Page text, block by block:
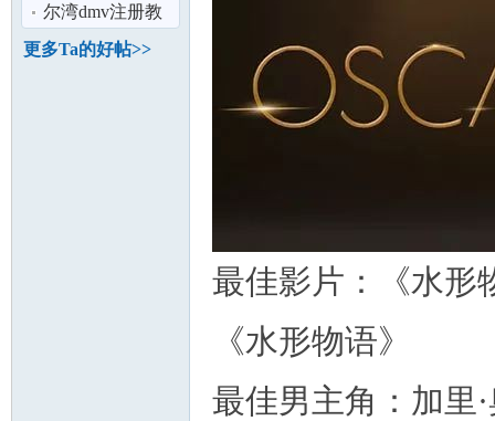
尔湾dmv注册教
练
更多Ta的好帖>>
最佳影片：《水形
《水形物语》
最佳男主角：加里